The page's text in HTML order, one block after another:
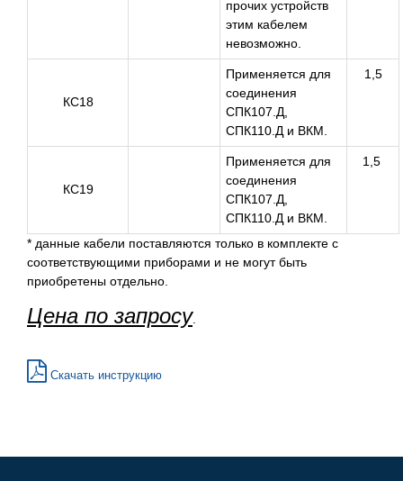
прочих устройств
этим кабелем
невозможно.
КС18
Применяется для
соединения
СПК107.Д,
СПК110.Д и ВКМ.
1,5
КС19
Применяется для
соединения
СПК107.Д,
СПК110.Д и ВКМ.
1,5
* данные кабели поставляются только в комплекте с
соответствующими приборами и не могут быть
приобретены отдельно.
Цена по запросу
Скачать инструкцию